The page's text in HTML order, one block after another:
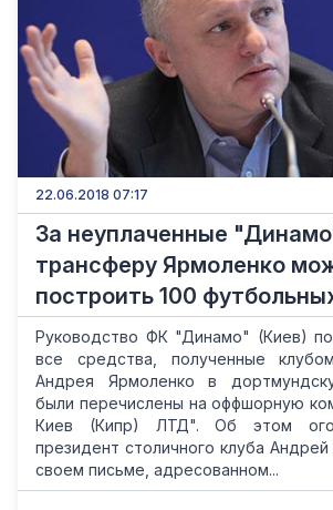
22.06.2018 07:17
За неуплаченные
трансферу Ярмоленко
построить 100
Руководство ФК "Динамо" (Киев)
все средства, полученные
Андрея Ярмоленко в
были перечислены на оффшорную
Киев (Кипр) ЛТД". Об этом
президент столичного клуба
своем письме, адресованном...